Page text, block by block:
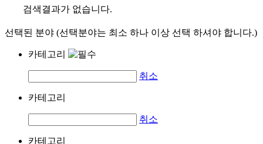
검색결과가 없습니다.
선택된 분야 (선택분야는 최소 하나 이상 선택 하셔야 합니다.)
카테고리
취소
카테고리
취소
카테고리